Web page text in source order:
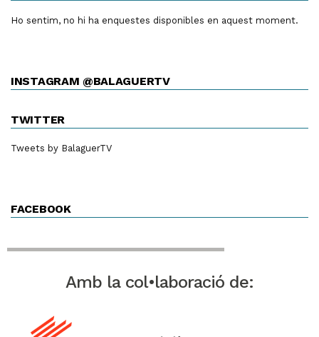
Ho sentim, no hi ha enquestes disponibles en aquest moment.
INSTAGRAM @BALAGUERTV
TWITTER
Tweets by BalaguerTV
FACEBOOK
Amb la col•laboració de: